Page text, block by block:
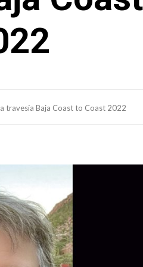
travesía Baja Coast to Coast 2022